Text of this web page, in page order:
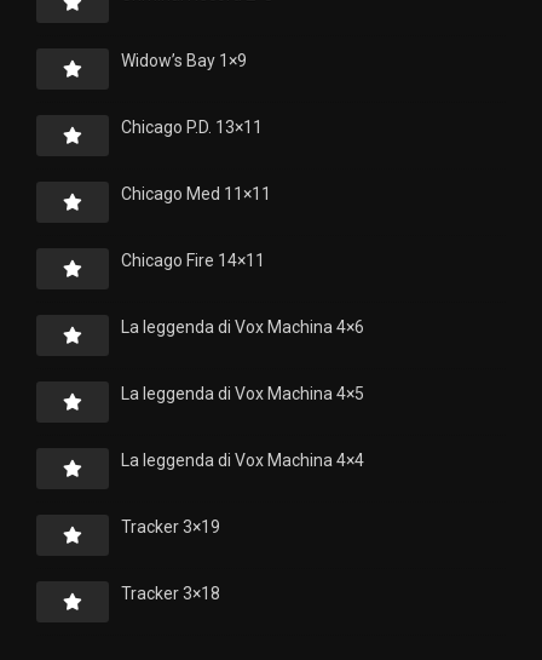
Widow’s Bay 1×9
Chicago P.D. 13×11
Chicago Med 11×11
Chicago Fire 14×11
La leggenda di Vox Machina 4×6
La leggenda di Vox Machina 4×5
La leggenda di Vox Machina 4×4
Tracker 3×19
Tracker 3×18